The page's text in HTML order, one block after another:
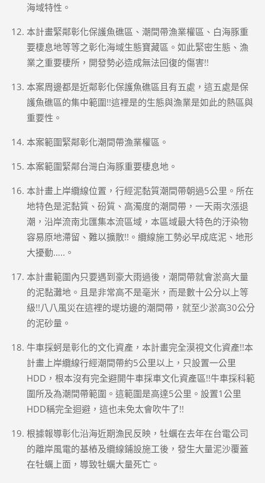
海域特性。
本計畫緊鄰彰化保護魚礁區、潮間帶漁業權區、白海豚重
要棲息地等等之彰化海域生態寶藏區。如此緊密生態、漁
業之重要棲所，開發勢必造成無法回復的傷害!!
本案周邊都是近鄰彰化保護魚礁區且有五處，這五處是保
護魚礁區的集中範圍!!這裡是的生態與漁業是如此的熱區與
重要性。
本案範圍緊鄰彰化潮間帶漁業權區。
本案範圍緊鄰台灣白海豚重要棲息地。
本計畫上岸纜線位置，行經泥黏質潮間帶朝過5公里。所在
地特色是泥黏質、砏質、高濁度的潮間帶，一天兩次漲退
潮，沿岸流南北匯集本流區域，本區域最大特色的汙染物
容易原地滯留、難以擴散!!。纜線施工勢必早成底泥、地形
大擾動…..。
本計畫範圍內只要遇到豪大雨過後，潮間帶就會淤高大量
的泥黏灘地。且是非常高不是毫米，而是數十公分以上等
級!!八八風災在這裡的堤坊邊的潮間帶，就至少淤高30公分
的泥砂量。
牛車採蚵是彰化的文化資產，本計畫完全漠視文化資產!!本
計畫上岸纜線行經潮間帶約5公里以上，只設置一公里
HDD，根本沒有完全避開牛車採車文化資產區!!牛車採科範
圍所及為潮間帶範圍。這範圍是高達5公里。設置1公里
HDD稱完全迴避，這也未免太會吹牛了!!
根據報導彰化沿海近期漁民反映，牡蠣在去年在台電公司
的離岸風電的基樁及纜線鋪設施工後，發生大量泥沙覆蓋
在牡蠣上面，導致牡蠣大量死亡。